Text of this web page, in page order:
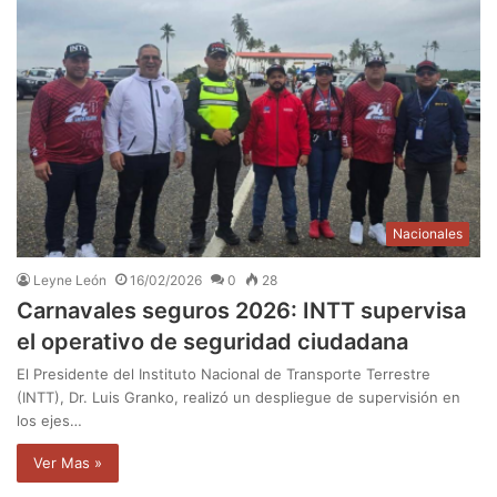
Nacionales
Leyne León 16/02/2026 0 28
Carnavales seguros 2026: INTT supervisa
el operativo de seguridad ciudadana
El Presidente del Instituto Nacional de Transporte Terrestre
(INTT), Dr. Luis Granko, realizó un despliegue de supervisión en
los ejes…
Ver Mas »